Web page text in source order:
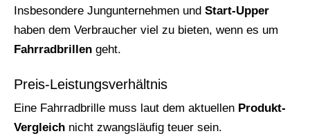
Insbesondere Jungunternehmen und Start-Upper
haben dem Verbraucher viel zu bieten, wenn es um
Fahrradbrillen geht.
Preis-Leistungsverhältnis
Eine Fahrradbrille muss laut dem aktuellen Produkt-
Vergleich nicht zwangsläufig teuer sein.